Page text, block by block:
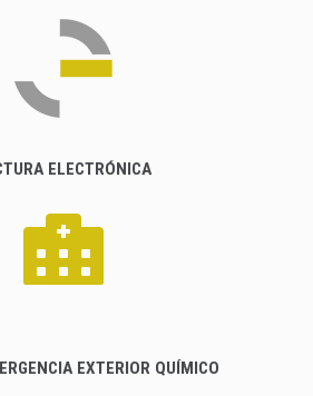
ELECTRÓNICA
EXTERIOR QUÍMICO